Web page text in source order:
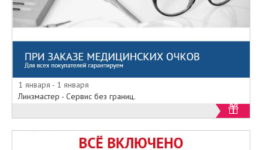
1 января - 1 января
Линзмастер - Сервис без границ.